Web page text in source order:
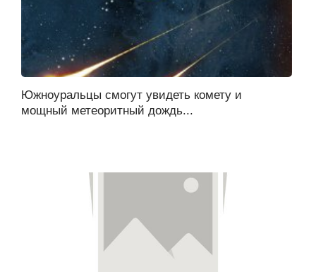
Южноуральцы смогут увидеть комету и
мощный метеоритный дождь...